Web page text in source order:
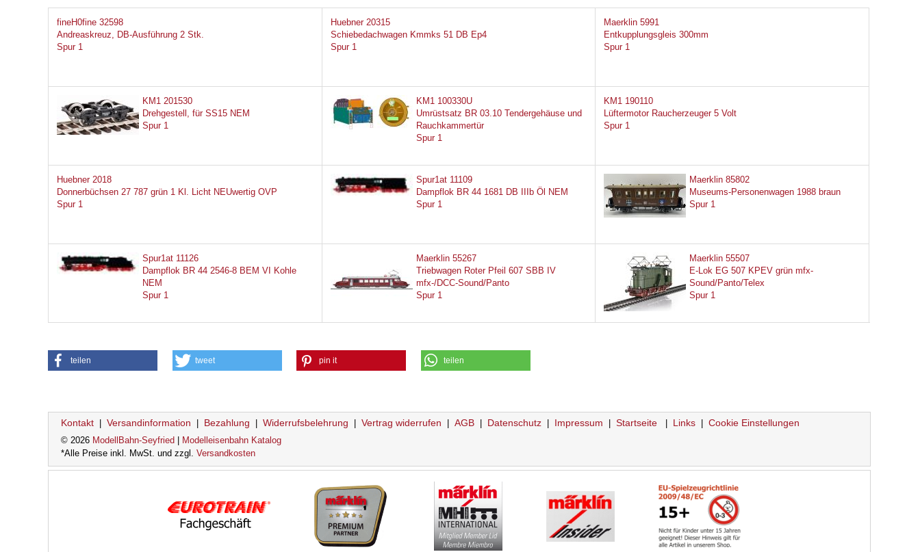
fineH0fine 32598
Andreaskreuz, DB-Ausführung 2 Stk.
Spur 1
Huebner 20315
Schiebedachwagen Kmmks 51 DB Ep4
Spur 1
Maerklin 5991
Entkupplungsgleis 300mm
Spur 1
KM1 201530
Drehgestell, für SS15 NEM
Spur 1
KM1 100330U
Umrüstsatz BR 03.10 Tendergehäuse und
Rauchkammertür
Spur 1
KM1 190110
Lüftermotor Raucherzeuger 5 Volt
Spur 1
Huebner 2018
Donnerbüchsen 27 787 grün 1 Kl. Licht NEUwertig OVP
Spur 1
Spur1at 11109
Dampflok BR 44 1681 DB IIIb Öl NEM
Spur 1
Maerklin 85802
Museums-Personenwagen 1988 braun
Spur 1
Spur1at 11126
Dampflok BR 44 2546-8 BEM VI Kohle
NEM
Spur 1
Maerklin 55267
Triebwagen Roter Pfeil 607 SBB IV
mfx-/DCC-Sound/Panto
Spur 1
Maerklin 55507
E-Lok EG 507 KPEV grün mfx-
Sound/Panto/Telex
Spur 1
teilen tweet pin it teilen
Kontakt Versandinformation Bezahlung Widerrufsbelehrung Vertrag widerrufen AGB Datenschutz Impressum Startseite Links Cookie Einstellungen
© 2026 ModellBahn-Seyfried
Modelleisenbahn Katalog
*Alle Preise inkl. MwSt. und zzgl. Versandkosten